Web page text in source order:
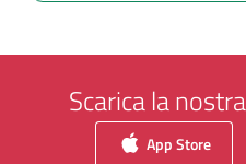
Scarica la
App Store